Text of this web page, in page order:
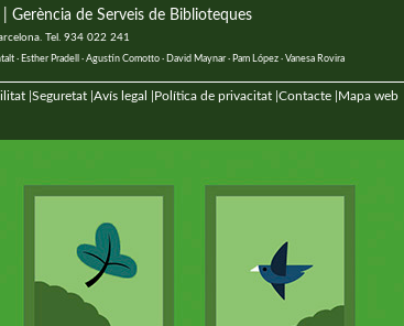
Gerència de Serveis de Biblioteques
Tel. 934 022 241
· Esther Pradell · Agustín Comotto · David Maynar · Pam López · Vanesa Rovira
| Seguretat| Avís legal Política de privacitat| Contacte| Mapa web